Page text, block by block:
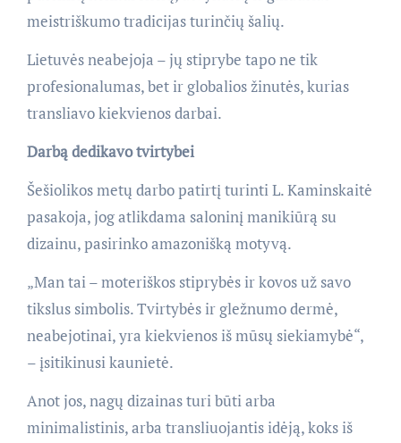
meistriškumo tradicijas turinčių šalių.
Lietuvės neabejoja – jų stiprybe tapo ne tik
profesionalumas, bet ir globalios žinutės, kurias
transliavo kiekvienos darbai.
Darbą dedikavo tvirtybei
Šešiolikos metų darbo patirtį turinti L. Kaminskaitė
pasakoja, jog atlikdama saloninį manikiūrą su
dizainu, pasirinko amazonišką motyvą.
„Man tai – moteriškos stiprybės ir kovos už savo
tikslus simbolis. Tvirtybės ir gležnumo dermė,
neabejotinai, yra kiekvienos iš mūsų siekiamybė“,
– įsitikinusi kaunietė.
Anot jos, nagų dizainas turi būti arba
minimalistinis, arba transliuojantis idėją, koks iš